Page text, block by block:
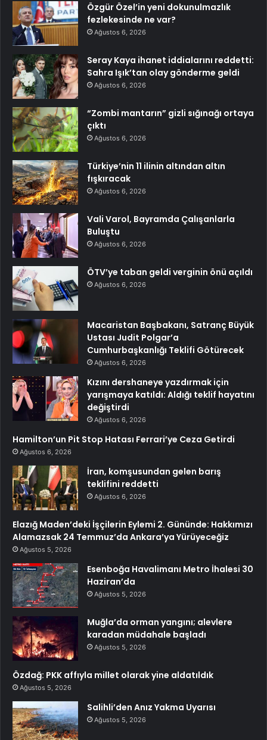
Özgür Özel’in yeni dokunulmazlık
fezlekesinde ne var?
Ağustos 6, 2026
Seray Kaya ihanet iddialarını reddetti:
Sahra Işık’tan olay gönderme geldi
Ağustos 6, 2026
“Zombi mantarın” gizli sığınağı ortaya
çıktı
Ağustos 6, 2026
Türkiye’nin 11 ilinin altından altın
fışkıracak
Ağustos 6, 2026
Vali Varol, Bayramda Çalışanlarla
Buluştu
Ağustos 6, 2026
ÖTV’ye taban geldi verginin önü açıldı
Ağustos 6, 2026
Macaristan Başbakanı, Satranç Büyük
Ustası Judit Polgar’a
Cumhurbaşkanlığı Teklifi Götürecek
Ağustos 6, 2026
Kızını dershaneye yazdırmak için
yarışmaya katıldı: Aldığı teklif hayatını
değiştirdi
Ağustos 6, 2026
Hamilton’un Pit Stop Hatası Ferrari’ye Ceza Getirdi
Ağustos 6, 2026
İran, komşusundan gelen barış
teklifini reddetti
Ağustos 6, 2026
Elazığ Maden’deki İşçilerin Eylemi 2. Gününde: Hakkımızı
Alamazsak 24 Temmuz’da Ankara’ya Yürüyeceğiz
Ağustos 5, 2026
Esenboğa Havalimanı Metro İhalesi 30
Haziran’da
Ağustos 5, 2026
Muğla’da orman yangını; alevlere
karadan müdahale başladı
Ağustos 5, 2026
Özdağ: PKK affıyla millet olarak yine aldatıldık
Ağustos 5, 2026
Salihli’den Anız Yakma Uyarısı
Ağustos 5, 2026